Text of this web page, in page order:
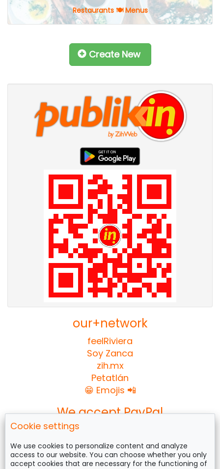
Restaurants 🍽 Menus
Create New
our+network
feelRiviera
Soy Zanca
zih.mx
Petatlán
😁 Emojis 📲
We accept PayPal
Follow us on
Cookie settings
We use cookies to personalize content and analyze
access to our website. You can choose whether you only
accept cookies that are necessary for the functioning of